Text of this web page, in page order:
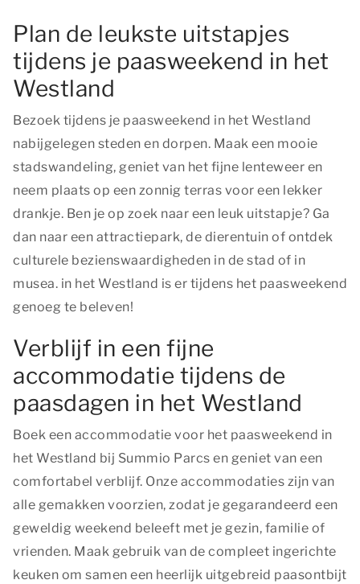
Plan de leukste uitstapjes
tijdens je paasweekend in het
Westland
Bezoek tijdens je paasweekend in het Westland
nabijgelegen steden en dorpen. Maak een mooie
stadswandeling, geniet van het fijne lenteweer en
neem plaats op een zonnig terras voor een lekker
drankje. Ben je op zoek naar een leuk uitstapje? Ga
dan naar een attractiepark, de dierentuin of ontdek
culturele bezienswaardigheden in de stad of in
musea. in het Westland is er tijdens het paasweekend
genoeg te beleven!
Verblijf in een fijne
accommodatie tijdens de
paasdagen in het Westland
Boek een accommodatie voor het paasweekend in
het Westland bij Summio Parcs en geniet van een
comfortabel verblijf. Onze accommodaties zijn van
alle gemakken voorzien, zodat je gegarandeerd een
geweldig weekend beleeft met je gezin, familie of
vrienden. Maak gebruik van de compleet ingerichte
keuken om samen een heerlijk uitgebreid paasontbijt